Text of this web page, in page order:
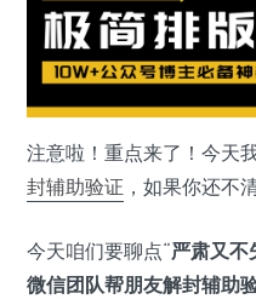
注意啦！重点来了！今天
封辅助验证 ，如果你还不
今天咱们要聊点“严肃又不
微信团队帮朋友解封辅助